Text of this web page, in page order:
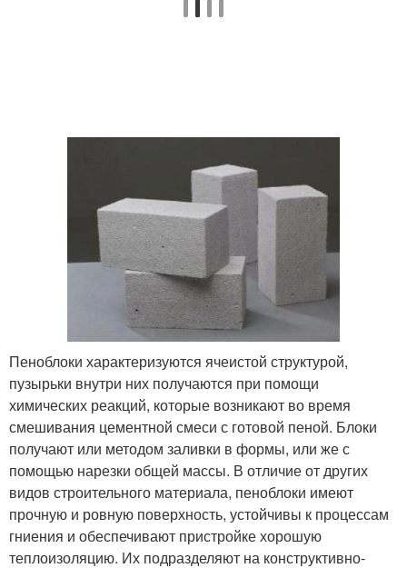
Пеноблоки характеризуются ячеистой структурой,
пузырьки внутри них получаются при помощи
химических реакций, которые возникают во время
смешивания цементной смеси с готовой пеной. Блоки
получают или методом заливки в формы, или же с
помощью нарезки общей массы. В отличие от других
видов строительного материала, пеноблоки имеют
прочную и ровную поверхность, устойчивы к процессам
гниения и обеспечивают пристройке хорошую
теплоизоляцию. Их подразделяют на конструктивно-